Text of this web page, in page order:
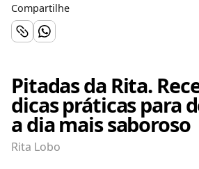
Compartilhe
Pitadas da Rita.
dicas práticas para
a dia mais saboroso
Rita Lobo